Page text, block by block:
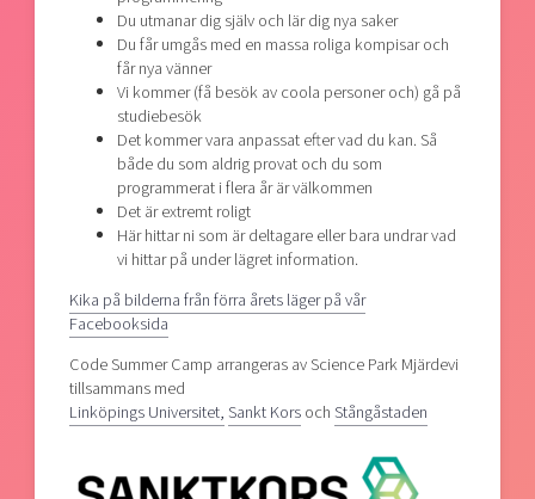
Du utmanar dig själv och lär dig nya saker
Du får umgås med en massa roliga kompisar och
får nya vänner
Vi kommer (få besök av coola personer och) gå på
studiebesök
Det kommer vara anpassat efter vad du kan. Så
både du som aldrig provat och du som
programmerat i flera år är välkommen
Det är extremt roligt
Här hittar ni som är deltagare eller bara undrar vad
vi hittar på under lägret information.
Kika på bilderna från förra årets läger på vår
Facebooksida
Code Summer Camp arrangeras av Science Park Mjärdevi
tillsammans med
Linköpings Universitet,Sankt KorsochStångåstaden